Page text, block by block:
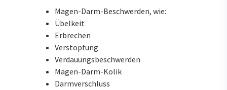
Magen-Darm-Beschwerden, wie:
Übelkeit
Erbrechen
Verstopfung
Verdauungsbeschwerden
Magen-Darm-Kolik
Darmverschluss